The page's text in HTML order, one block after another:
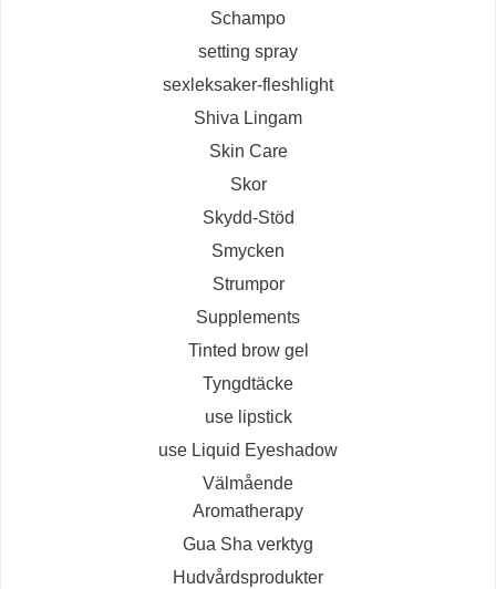
Schampo
setting spray
sexleksaker-fleshlight
Shiva Lingam
Skin Care
Skor
Skydd-Stöd
Smycken
Strumpor
Supplements
Tinted brow gel
Tyngdtäcke
use lipstick
use Liquid Eyeshadow
Välmående
Aromatherapy
Gua Sha verktyg
Hudvårdsprodukter